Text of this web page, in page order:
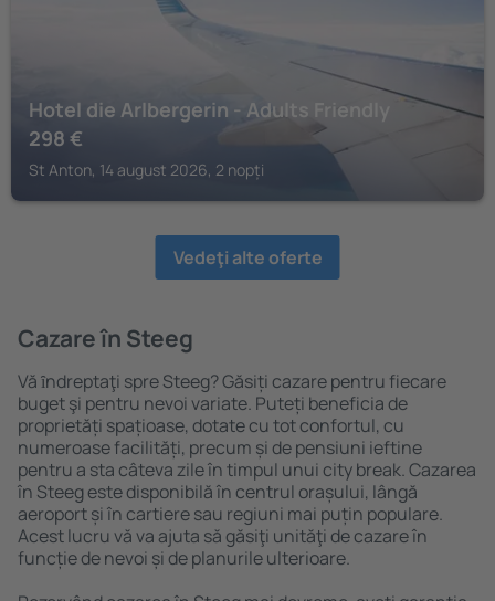
Hotel die Arlbergerin - Adults Friendly
298 €
St Anton, 14 august 2026, 2 nopți
Vedeţi alte oferte
Cazare în Steeg
Vă ȋndreptaţi spre Steeg? Găsiți cazare pentru fiecare
buget şi pentru nevoi variate. Puteți beneficia de
proprietăți spațioase, dotate cu tot confortul, cu
numeroase facilități, precum și de pensiuni ieftine
pentru a sta câteva zile în timpul unui city break. Cazarea
în Steeg este disponibilă în centrul orașului, lângă
aeroport și în cartiere sau regiuni mai puțin populare.
Acest lucru vă va ajuta să găsiţi unităţi de cazare în
funcție de nevoi și de planurile ulterioare.